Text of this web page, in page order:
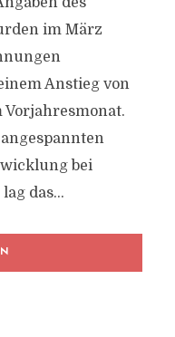
im März
Anstieg von
Vorjahresmonat.
bei
das...